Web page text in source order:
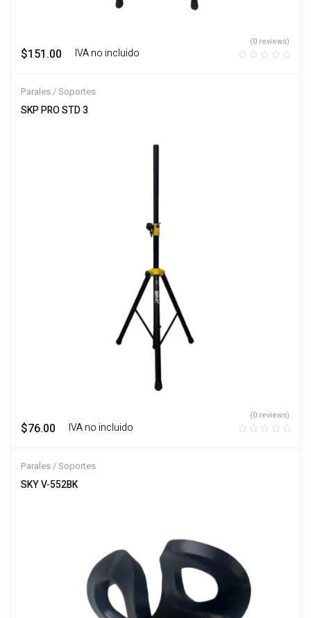
$151.00 ‎ ‎ ‎ IVA no incluido
(0 reviews)
Parales / Soportes
SKP PRO STD 3
$76.00 ‎ ‎ ‎ IVA no incluido
(0 reviews)
Parales / Soportes
SKY V-552BK